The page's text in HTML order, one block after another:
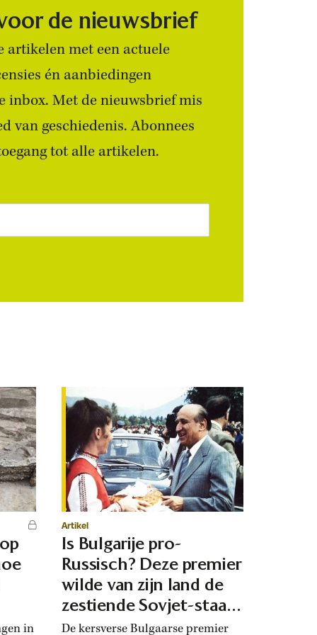
de nieuwsbrief
artikelen met een actuele
én aanbiedingen
inbox. Met de nieuwsbrief mis
van geschiedenis. Abonnees
tot alle artikelen.
in
Artikel
Is Bulgarije pro-
Russisch? Deze premier
wilde van zijn land de
zestiende Sovjet-staat
maken
De kersverse Bulgaarse premier